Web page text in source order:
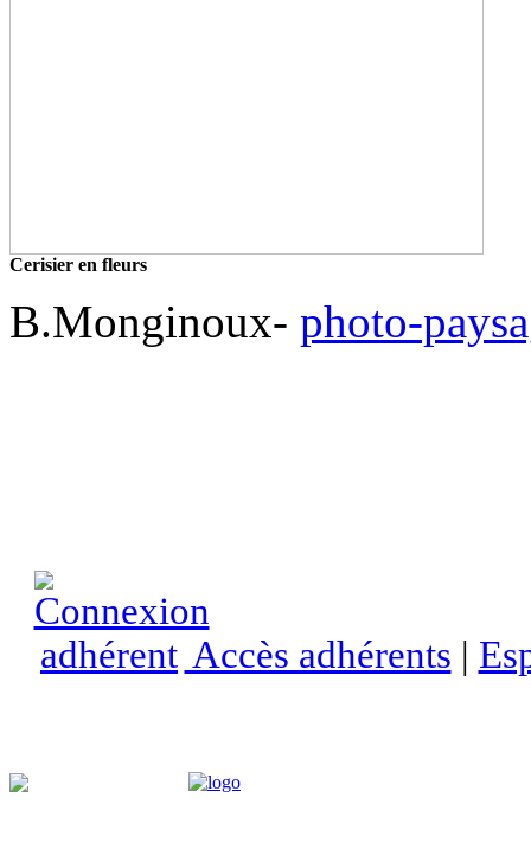
Cerisier en fleurs
B.Monginoux- photo-
Accès adhérents |